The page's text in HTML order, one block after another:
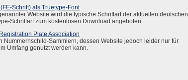
Schrift) als Truetype-Font
Website wird die typische Schriftart der aktuellen deutschen
Schriftart zum kostenlosen Download angeboten.
Plate Association
Nummernschild-Sammlern, dessen Website jedoch leider nur für
Umfang genutzt werden kann.